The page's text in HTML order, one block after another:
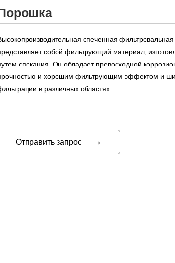
спеченная
собой фильтрующий материал,
спекания. Он обладает превосходной
и хорошим фильтрующим эффектом и
в различных областях.
Отправить запрос →